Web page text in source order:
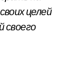
целей
своего